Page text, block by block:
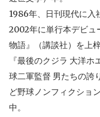
1986年、日刊現代に入
2002年に単行本デビ
物語』（講談社）を上
『最後のクジラ 大洋
球二軍監督 男たちの誇
ど野球ノンフィクショ
中。